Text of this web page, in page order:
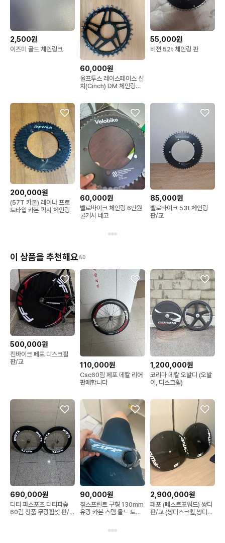
2,500원
이즈미 골드 체인링크
60,000원
울프투스 레이스페이스 신
치(Cinch) DM 체인링
55,000원
비젼 52t 체인링 판
200,000원
(57T 카본) 레이나 프로
토타입 카본 픽시 체인링
60,000원
벨로바이크 체인링 6만원
쿨거시 네고
85,000원
벨로바이크 53t 체인링
판/교
이 상품을 추천해요AD
500,000원
진바이크 페포 디스크휠
판/교
110,000원
Csc60림 페포 데칼 리어
판매합니다
1,200,000원
코리마 데칼 오발디 (오발
이, 디스크휠)
690,000원
디티 파스포츠 디티파슾
60림 정품 무광휠셋 판/교
90,000원
짚스프린트 구형 130mm
유광 카본 스템 몰드 토식
2,900,000원
페포 (페스트포워드) 쌍디
판/교 (쌍디스크휠,쌍디스